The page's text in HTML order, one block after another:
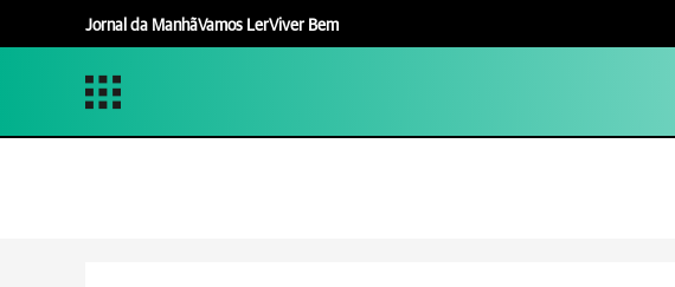
Jornal da ManhãVamos LerViver Bem